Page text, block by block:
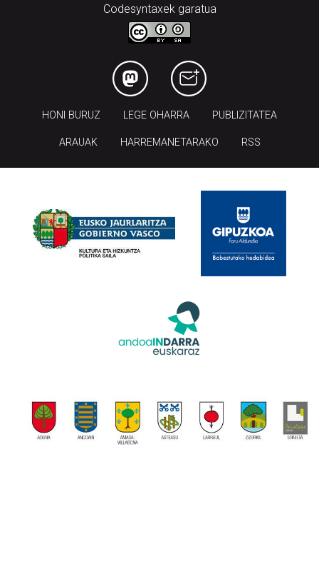
Codesyntaxek garatua
HONI BURUZ LEGE OHARRA PUBLIZITATEA
ARAUAK HARREMANETARAKO RSS